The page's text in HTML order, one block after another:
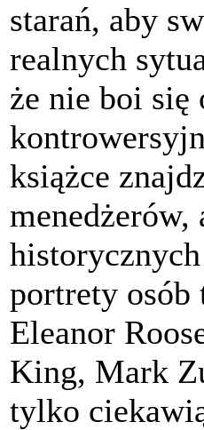
starań, aby
realnych
że nie boi się
książce
portrety osób
Eleanor
King, Mark
tylko